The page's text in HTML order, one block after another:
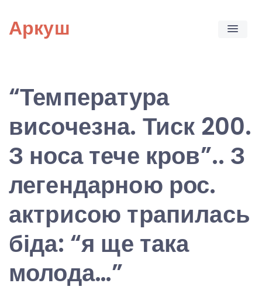
content
Аркуш
“Температура
височезна. Тиск 200.
З носа тече кров”.. З
легендарною рос.
актрисою трапилась
біда: “я ще така
молода…”